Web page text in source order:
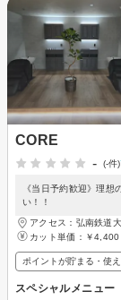
CORE
-
(-件)
《当日予約歓迎》理
い！！
アクセス：弘南鉄道
カット単価： ￥4,400
ポイントが貯まる・使
スペシャルメニュー